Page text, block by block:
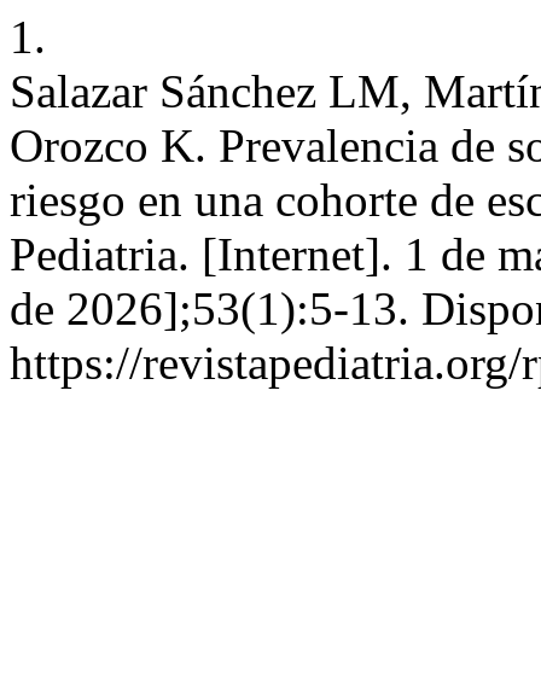
1.
Salazar Sánchez LM,
Orozco K. Prevalencia de
riesgo en una cohorte de
Pediatria. [Internet]. 1 de
de 2026];53(1):5-13.
https://